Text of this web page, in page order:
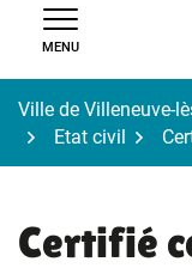
MENU
Ville de Villeneuve-
Etat civil
Certifié